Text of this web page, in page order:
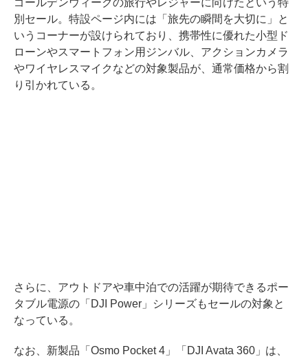
ゴールデンウィークの旅行やレジャーに向けたという特
別セール。特設ページ内には「旅先の瞬間を大切に」と
いうコーナーが設けられており、携帯性に優れた小型ド
ローンやスマートフォン用ジンバル、アクションカメラ
やワイヤレスマイクなどの対象製品が、通常価格から割
り引かれている。
さらに、アウトドアや車中泊での活躍が期待できるポー
タブル電源の「DJI Power」シリーズもセールの対象と
なっている。
なお、新製品「Osmo Pocket 4」「DJI Avata 360」は、